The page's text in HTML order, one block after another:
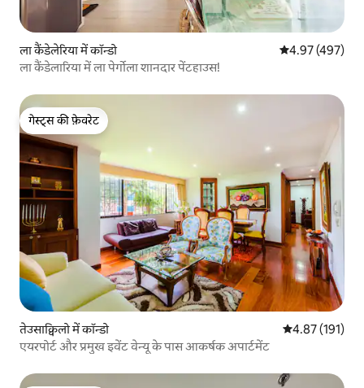
ला कैंडेलेरिया में कॉन्डो औसत रेटिंग 5 में से
4.97 (497)
ला कैंडेलारिया में ला पेर्गोला शानदार पेंटहाउस!
गेस्ट्स की फ़ेवरेट
गेस्ट्स की फ़ेवरेट
तेउसाक्विलो में कॉन्डो औसत रेटिंग 5 में से
4.87 (191)
एयरपोर्ट और प्रमुख इवेंट वेन्यू के पास आकर्षक अपार्टमेंट